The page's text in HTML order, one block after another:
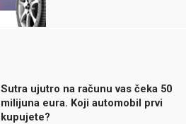
Sutra ujutro na računu vas čeka 50
milijuna eura. Koji automobil prvi
kupujete?